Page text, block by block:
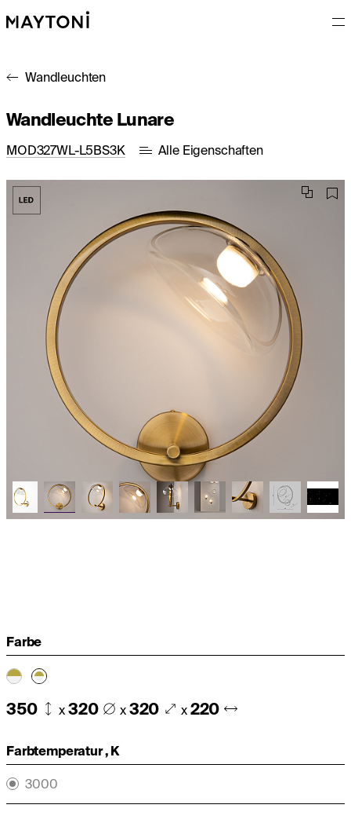
Wandleuchten
Wandleuchte Lunare
MOD327WL-L5BS3K Alle Eigenschaften
Farbe
350 x 320 x 320 x 220
Farbtemperatur , K
3000